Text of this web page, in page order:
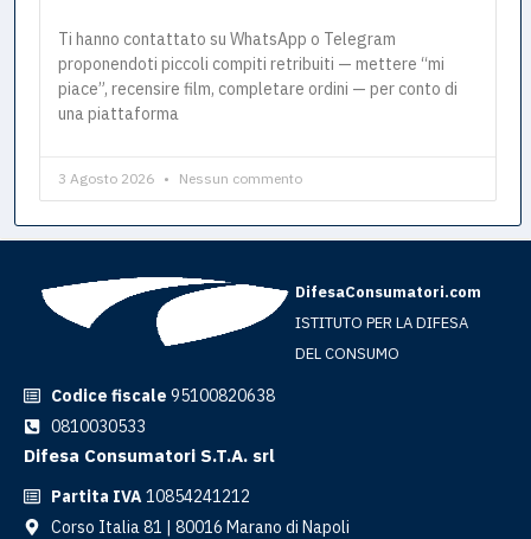
Ti hanno contattato su WhatsApp o Telegram
proponendoti piccoli compiti retribuiti — mettere “mi
piace”, recensire film, completare ordini — per conto di
una piattaforma
3 Agosto 2026 Nessun commento
DifesaConsumatori.com
ISTITUTO PER LA DIFESA
DEL CONSUMO
Codice fiscale 95100820638
0810030533
Difesa Consumatori S.T.A. srl
Partita IVA10854241212
Corso Italia 81 | 80016 Marano di Napoli